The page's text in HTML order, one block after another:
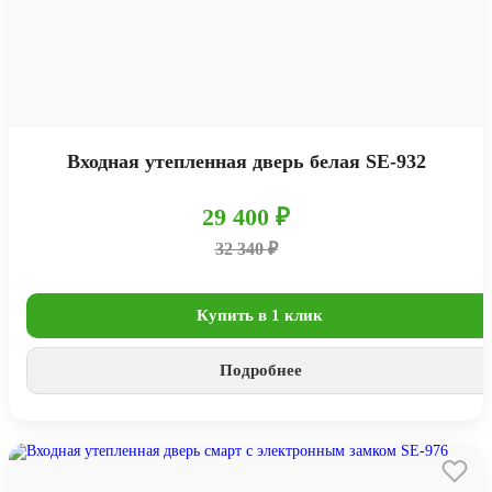
Входная утепленная дверь белая SE-932
29 400 ₽
32 340 ₽
Купить в 1 клик
Подробнее